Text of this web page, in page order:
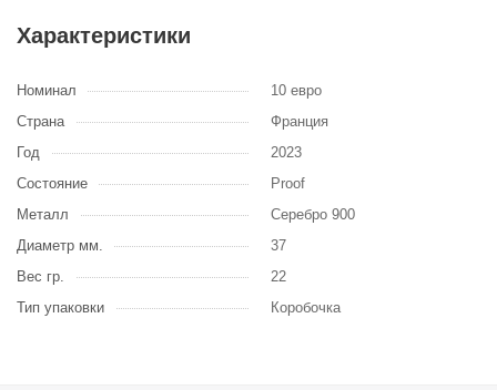
Характеристики
Номинал
10 евро
Страна
Франция
Год
2023
Состояние
Proof
Металл
Серебро 900
Диаметр мм.
37
Вес гр.
22
Тип упаковки
Коробочка